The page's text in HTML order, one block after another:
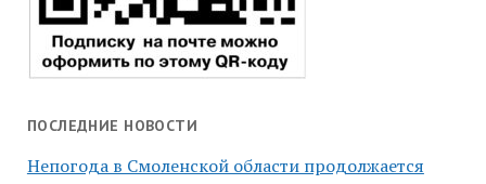
ПОСЛЕДНИЕ НОВОСТИ
Непогода в Смоленской области продолжается